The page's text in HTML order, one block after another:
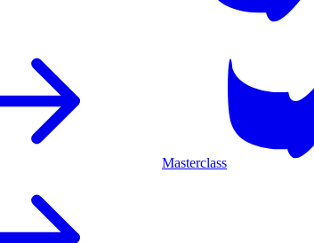
Masterclass